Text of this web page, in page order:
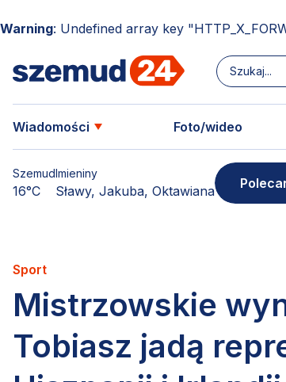
Warning: Undefined array key
Wiadomości Foto/wideo
Szemud
16°C
Imieniny
Sławy, Jakuba, Oktawiana
Donimierz i Szemud. Filmowe
Sport
Mistrzowskie
Tobiasz jadą